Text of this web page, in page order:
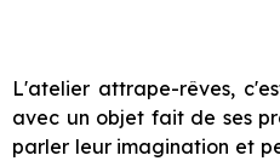
L'atelier attrape-rêves,
avec un objet fait de ses
parler leur imagination et